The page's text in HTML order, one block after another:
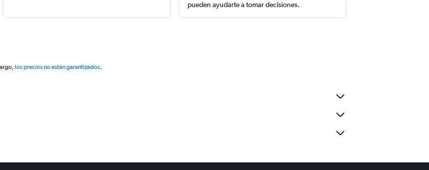
pueden ayudarte a tomar decisiones.
los precios no están garantizados.